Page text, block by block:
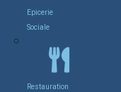
Epicerie
Sociale
Restauration